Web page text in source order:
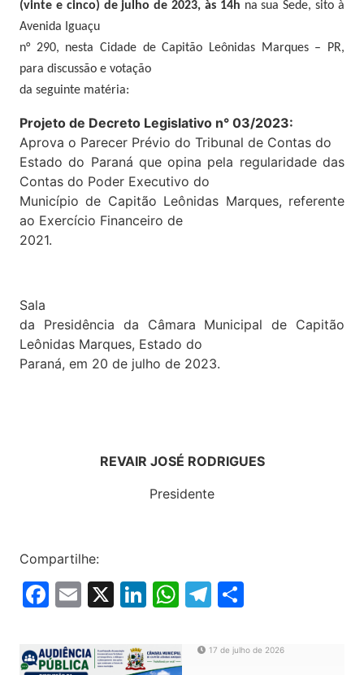
(vinte e cinco) de julho de 2023, às 14h na sua Sede, sito à
Avenida Iguaçu
n° 290, nesta Cidade de Capitão Leônidas Marques – PR,
para discussão e votação
da seguinte matéria:
Projeto de Decreto Legislativo n° 03/2023:
Aprova o Parecer Prévio do Tribunal de Contas do
Estado do Paraná que opina pela regularidade das
Contas do Poder Executivo do
Município de Capitão Leônidas Marques, referente
ao Exercício Financeiro de
2021.
Sala
da Presidência da Câmara Municipal de Capitão
Leônidas Marques, Estado do
Paraná, em 20 de julho de 2023.
REVAIR JOSÉ RODRIGUES
Presidente
Compartilhe:
Facebook
Email
X LinkedIn
WhatsApp
Telegram
17 de julho de 2026